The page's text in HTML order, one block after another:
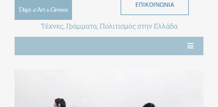
ΕΠΙΚΟΙΝΩΝΙΑ
Τέχνες, Γράμματα, Πολιτισμός στην Ελλάδα
Toggle
Navigation
ΕΝΤΥΠΗ ΕΚΔΟΣΗ